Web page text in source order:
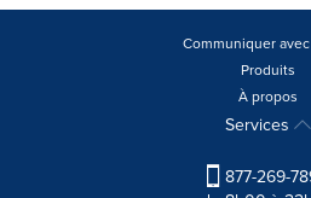
Communiquer
Produits
À propos
Services
877-269-